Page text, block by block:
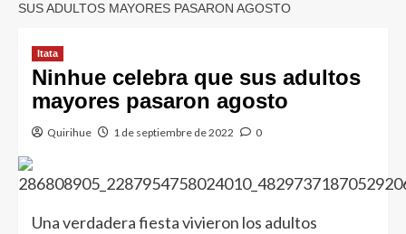
SUS ADULTOS MAYORES PASARON AGOSTO
Itata
Ninhue celebra que sus adultos
mayores pasaron agosto
Quirihue 1 de septiembre de 2022 0
Una verdadera fiesta vivieron los adultos